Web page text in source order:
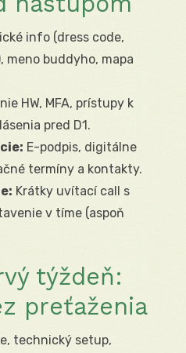
info (dress code,
meno buddyho, mapa
HW, MFA, prístupy k
pred D1.
E-podpis, digitálne
termíny a kontakty.
Krátky uvítací call s
v tíme (aspoň
týždeň:
preťaženia
technický setup,